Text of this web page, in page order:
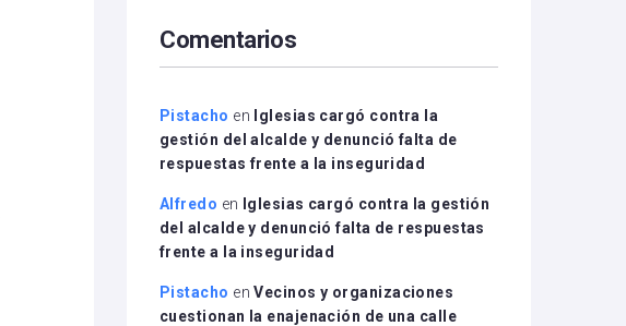
disminuir
el
Comentarios
Pistacho en
Iglesias cargó contra la
gestión del alcalde y denunció falta de
respuestas frente a la inseguridad
Alfredo en
Iglesias cargó contra la gestión
del alcalde y denunció falta de respuestas
frente a la inseguridad
Pistacho enVecinos y organizaciones
cuestionan la enajenación de una calle